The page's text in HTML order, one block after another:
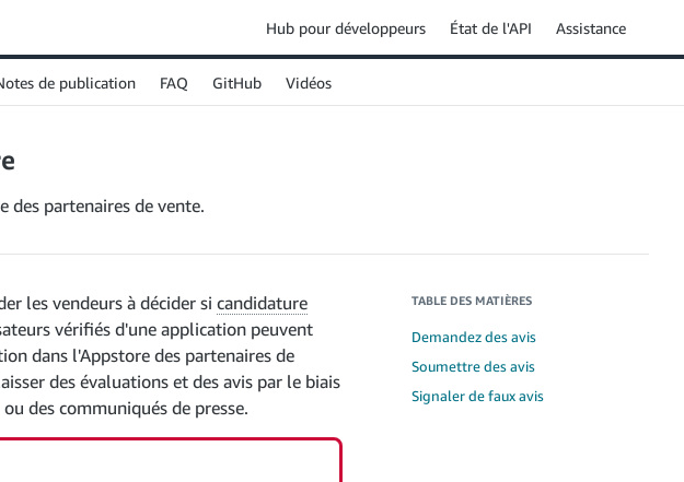
Hub pour développeurs État de l'API Assistance
de publication FAQ GitHub Vidéos
des partenaires de vente.
les vendeurs à décider si candidature
vérifiés d'une application peuvent
dans l'Appstore des partenaires de
des évaluations et des avis par le biais
des communiqués de presse.
TABLE DES MATIÈRES
Demandez des avis
Soumettre des avis
Signaler de faux avis